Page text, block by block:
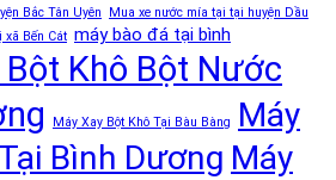
Bắc Tân Uyên
Mua xe nước mía tại tại huyện Dầu
xã Bến Cát máy bào đá tại bình
Bột Khô Bột Nước
Máy Xay Bột Khô Tại Bàu Bàng
Máy
Bình Dương Máy